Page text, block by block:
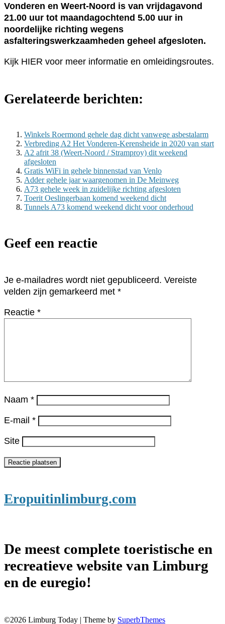
Vonderen en Weert-Noord is van vrijdagavond
21.00 uur tot maandagochtend 5.00 uur in
noordelijke richting wegens
asfalteringswerkzaamheden geheel afgesloten.
Kijk HIER voor meer informatie en omleidingsroutes.
Gerelateerde berichten:
Winkels Roermond gehele dag dicht vanwege asbestalarm
Verbreding A2 Het Vonderen-Kerensheide in 2020 van start
A2 afrit 38 (Weert-Noord / Stramproy) dit weekend
afgesloten
Gratis WiFi in gehele binnenstad van Venlo
Adder gehele jaar waargenomen in De Meinweg
A73 gehele week in zuidelijke richting afgesloten
Toerit Oeslingerbaan komend weekend dicht
Tunnels A73 komend weekend dicht voor onderhoud
Geef een reactie
Je e-mailadres wordt niet gepubliceerd. Vereiste
velden zijn gemarkeerd met *
Reactie *
Naam *
E-mail *
Site
Eropuitinlimburg.com
De meest complete toeristische en
recreatieve website van Limburg
en de euregio!
©2026 Limburg Today | Theme by SuperbThemes